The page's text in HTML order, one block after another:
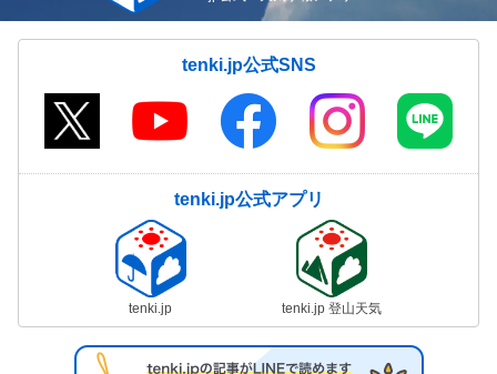
tenki.jp公式SNS
tenki.jp公式アプリ
tenki.jp tenki.jp 登山天気